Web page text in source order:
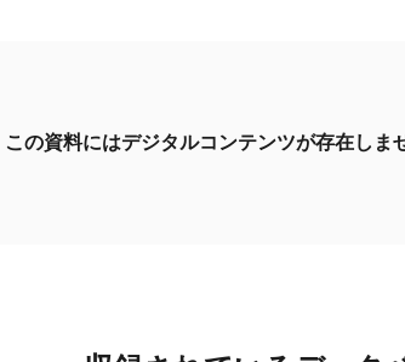
この資料にはデジタルコンテンツが存在しま